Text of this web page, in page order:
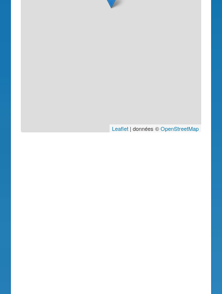
Leaflet| données ©OpenStreetMap